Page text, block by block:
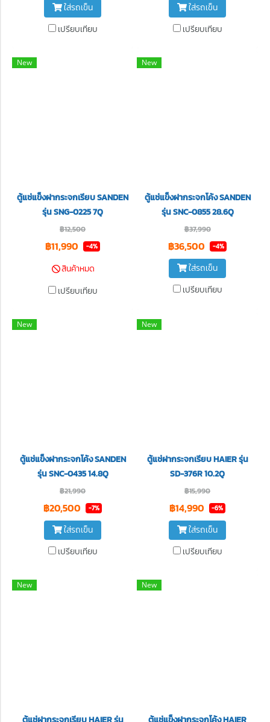
ใส่รถเข็น
เปรียบเทียบ
ใส่รถเข็น
เปรียบเทียบ
New
ตู้แช่แข็งฝากระจกเรียบ SANDEN
รุ่น SNG-0225 7Q
฿12,500
฿11,990 -4%
สินค้าหมด
เปรียบเทียบ
New
ตู้แช่แข็งฝากระจกโค้ง SANDEN
รุ่น SNC-0855 28.6Q
฿37,990
฿36,500 -4%
ใส่รถเข็น
เปรียบเทียบ
New
ตู้แช่แข็งฝากระจกโค้ง SANDEN
รุ่น SNC-0435 14.8Q
฿21,990
฿20,500 -7%
ใส่รถเข็น
เปรียบเทียบ
New
ตู้แช่ฝากระจกเรียบ HAIER รุ่น
SD-376R 10.2Q
฿15,990
฿14,990 -6%
ใส่รถเข็น
เปรียบเทียบ
New New